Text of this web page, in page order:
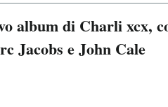
album di Charli xcx,
Jacobs e John Cale